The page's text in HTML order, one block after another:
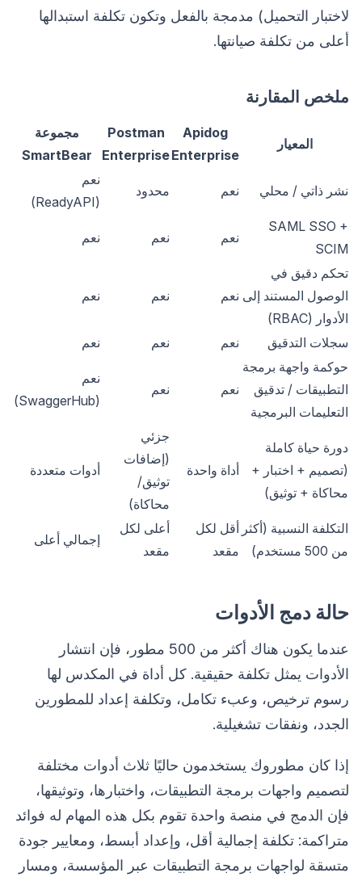
لاختبار التحميل) مدمجة بالفعل وتكون تكلفة استبدالها
أعلى من تكلفة صيانتها.
ملخص المقارنة
المعيار
Apidog
Enterprise
Postman
Enterprise
مجموعة
SmartBear
نشر ذاتي / محلي نعم محدود
نعم
(ReadyAPI)
SAML SSO +
SCIM
نعم نعم نعم
تحكم دقيق في
الوصول المستند إلى
الأدوار (RBAC)
نعم نعم نعم
سجلات التدقيق نعم نعم
نعم
حوكمة واجهة برمجة
التطبيقات / تدقيق
التعليمات البرمجية
نعم نعم
نعم
(SwaggerHub)
دورة حياة كاملة
(تصميم + اختبار +
محاكاة + توثيق)
أداة واحدة
جزئي
(إضافات
توثيق/
محاكاة)
أدوات متعددة
التكلفة النسبية (أكثر
من 500 مستخدم)
أقل لكل
مقعد
أعلى لكل
مقعد
إجمالي أعلى
حالة دمج الأدوات
عندما يكون هناك أكثر من 500 مطور، فإن انتشار
الأدوات يمثل تكلفة حقيقية. كل أداة في المكدس لها
رسوم ترخيص، وعبء تكامل، وتكلفة إعداد للمطورين
الجدد، ونفقات تشغيلية.
إذا كان مطوروك يستخدمون حاليًا ثلاث أدوات مختلفة
لتصميم واجهات برمجة التطبيقات، واختبارها، وتوثيقها،
فإن الدمج في منصة واحدة تقوم بكل هذه المهام له فوائد
متراكمة: تكلفة إجمالية أقل، وإعداد أبسط، ومعايير جودة
متسقة لواجهات برمجة التطبيقات عبر المؤسسة، ومسار